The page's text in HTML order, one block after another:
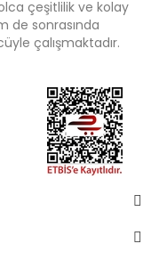
çeşitlilik ve kolay
de sonrasında
çalışmaktadır.